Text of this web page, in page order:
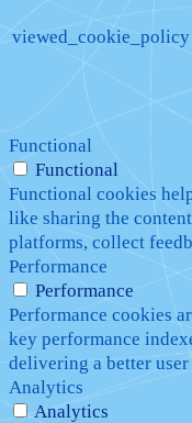
viewed_cookie_policy
Functional
Functional
Functional cookies
like sharing the
platforms, collect
Performance
Performance
Performance cookies
key performance
delivering a better
Analytics
Analytics